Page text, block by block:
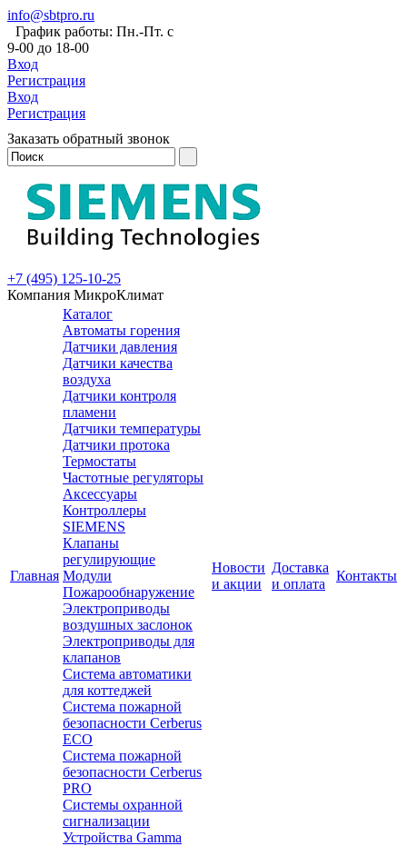
info@sbtpro.ru
График работы: Пн.-Пт. с
9-00 до 18-00
Вход
Регистрация
Вход
Регистрация
Заказать обратный звонок
+7 (495) 125-10-25
Компания МикроКлимат
Главная
Каталог
Автоматы горения
Датчики давления
Датчики качества
воздуха
Датчики контроля
пламени
Датчики температуры
Датчики протока
Термостаты
Частотные регуляторы
Аксессуары
Контроллеры
SIEMENS
Клапаны
регулирующие
Модули
Пожарообнаружение
Электроприводы
воздушных заслонок
Электроприводы для
клапанов
Система автоматики
для коттеджей
Система пожарной
безопасности Cerberus
ECO
Система пожарной
безопасности Cerberus
PRO
Системы охранной
сигнализации
Устройства Gamma
Новости
и акции
Доставка
и оплата
Контакты